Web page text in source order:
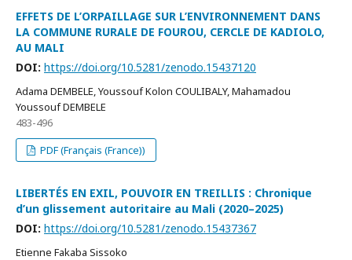
EFFETS DE L’ORPAILLAGE SUR L’ENVIRONNEMENT DANS
LA COMMUNE RURALE DE FOUROU, CERCLE DE KADIOLO,
AU MALI
DOI: https://doi.org/10.5281/zenodo.15437120
Adama DEMBELE, Youssouf Kolon COULIBALY, Mahamadou
Youssouf DEMBELE
483-496
PDF (Français (France))
LIBERTÉS EN EXIL, POUVOIR EN TREILLIS : Chronique
d’un glissement autoritaire au Mali (2020–2025)
DOI: https://doi.org/10.5281/zenodo.15437367
Etienne Fakaba Sissoko